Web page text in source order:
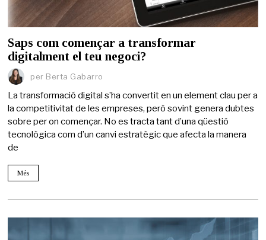
Saps com començar a transformar
digitalment el teu negoci?
per Berta Gabarro
La transformació digital s’ha convertit en un element clau per a
la competitivitat de les empreses, però sovint genera dubtes
sobre per on començar. No es tracta tant d’una qüestió
tecnològica com d’un canvi estratègic que afecta la manera
de
Més